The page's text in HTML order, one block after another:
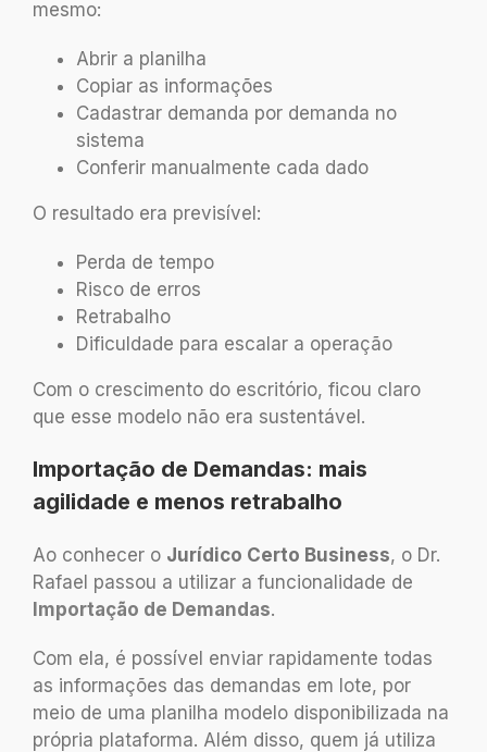
mesmo:
Abrir a planilha
Copiar as informações
Cadastrar demanda por demanda no
sistema
Conferir manualmente cada dado
O resultado era previsível:
Perda de tempo
Risco de erros
Retrabalho
Dificuldade para escalar a operação
Com o crescimento do escritório, ficou claro
que esse modelo não era sustentável.
Importação de Demandas: mais
agilidade e menos retrabalho
Ao conhecer o Jurídico Certo Business, o Dr.
Rafael passou a utilizar a funcionalidade de
Importação de Demandas.
Com ela, é possível enviar rapidamente todas
as informações das demandas em lote, por
meio de uma planilha modelo disponibilizada na
própria plataforma. Além disso, quem já utiliza